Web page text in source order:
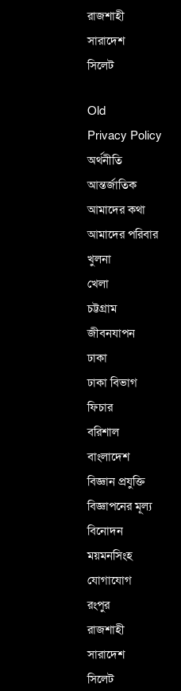
রাজশাহী
সারাদেশ
সিলেট
Old
Privacy Policy
অর্থনীতি
আন্তর্জাতিক
আমাদের কথা
আমাদের পরিবার
খুলনা
খেলা
চট্টগ্রাম
জীবনযাপন
ঢাকা
ঢাকা বিভাগ
ফিচার
বরিশাল
বাংলাদেশ
বিজ্ঞান প্রযুক্তি
বিজ্ঞাপনের মূল্য
বিনোদন
ময়মনসিংহ
যোগাযোগ
রংপুর
রাজশাহী
সারাদেশ
সিলেট